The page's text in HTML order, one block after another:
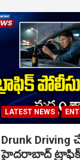
LATEST NEWS
Drunk Driving
హైదరాబాద్